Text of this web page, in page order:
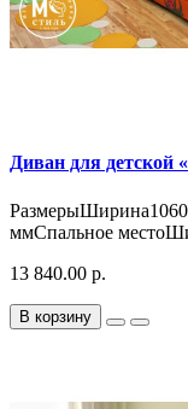
Диван для
ммСпальное
13 840.00 р.
В корзину